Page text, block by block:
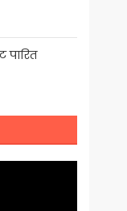
पारित